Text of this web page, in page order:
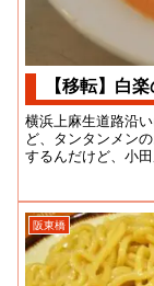
【移転】白
横浜上麻生道路沿
ど、タンタンメン
するんだけど、小
阪東橋